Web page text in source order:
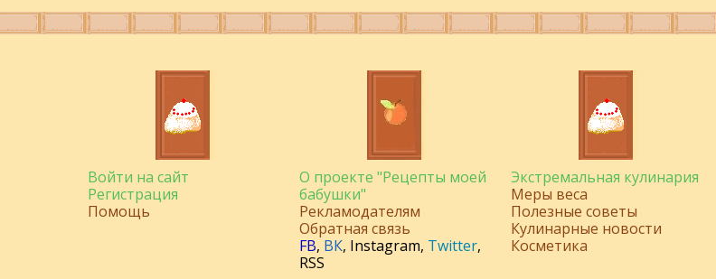
Войти на сайт
Регистрация
Помощь
О проекте "Рецепты моей
бабушки"
Рекламодателям
Обратная связь
FB, ВК, Instagram, Twitter,
RSS
Экстремальная кулинария
Меры веса
Полезные советы
Кулинарные новости
Косметика